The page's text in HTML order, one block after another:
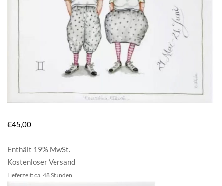
€45,00
Enthält 19% MwSt.
Kostenloser Versand
Lieferzeit: ca. 48 Stunden